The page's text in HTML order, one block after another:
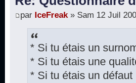
par IceFreak» Sam 12 Juil
* Si tu étais un
* Si tu étais une
* Si tu étais un défaut